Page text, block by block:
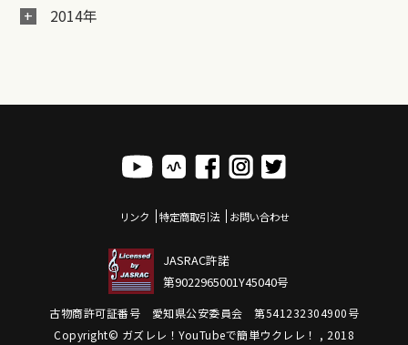
2014年
リンク 特定商取引法 お問い合わせ
JASRAC許諾
第9022965001Y45040号
古物商許可証番号 愛知県公安委員会 第541232304900号
Copyright© ガズレレ！YouTubeで簡単ウクレレ！ , 2018